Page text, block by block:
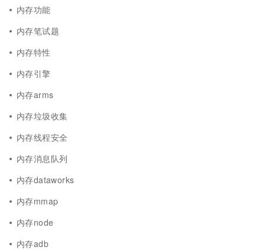
内存功能
内存笔试题
内存特性
内存引擎
内存arms
内存垃圾收集
内存线程安全
内存消息队列
内存dataworks
内存mmap
内存node
内存adb